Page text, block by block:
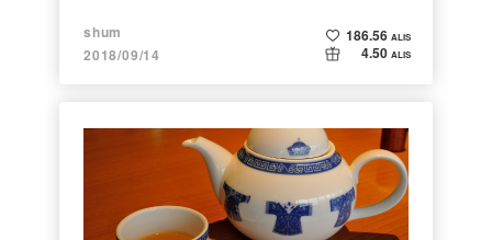
shum
2018/09/14
186.56 ALIS
4.50 ALIS